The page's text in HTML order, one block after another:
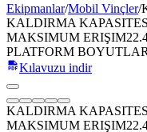
Ekipmanlar/Mobil Vinçler/
KALDIRMA
MAKSIMUM ERIŞIM
PLATFORM
Kılavuzu indir
KALDIRMA
MAKSIMUM ERIŞIM